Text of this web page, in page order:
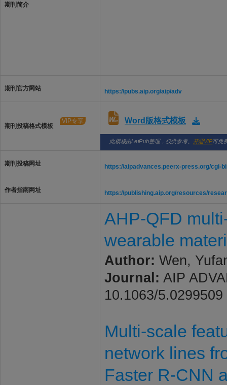
期刊简介
期刊官方网站 https://pubs.aip.org/aip/adv
期刊投稿格式模板
VIP专享 Word版格式模板
此模板由LetPub整理，仅供参考。 开通VIP可免
期刊投稿网址 https://aipadvances.peerx-press.org/cgi-
作者指南网址 https://publishing.aip.org/resources/
AHP-QFD
wearable
Author: Wen,
Journal: AIP
10.1063/5.0299509
Multi-scale
network lines
Faster R-CNN